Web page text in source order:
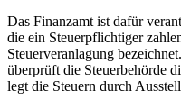
Das Finanzamt ist dafür
die ein Steuerpflichtiger
Steuerveranlagung
überprüft die Steuerbehörde
legt die Steuern durch